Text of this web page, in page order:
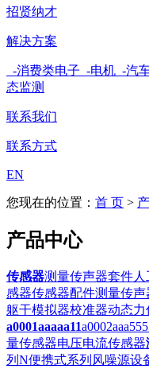
招贤纳才
解决方案
-消费类电子 -电机 -汽
态监测
联系我们
联系方式
EN
您现在的位置： 首 页 >
产品中心
传感器测量传声器套件
感器传感器配件测量传声
躯干模拟器校准器动态力
a0001aaaaa11
量传感器电压电流传感器
列 N便携式系列 风噪源设